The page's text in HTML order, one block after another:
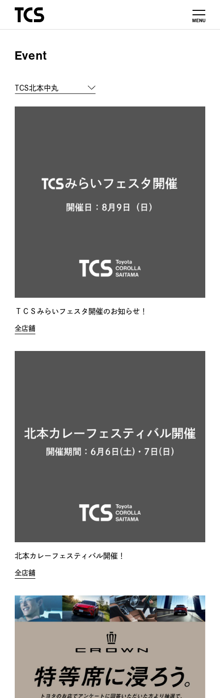
Event
ＴＣＳみらいフェスタ開催のお知らせ！
全店舗
北本カレーフェスティバル開催！
全店舗